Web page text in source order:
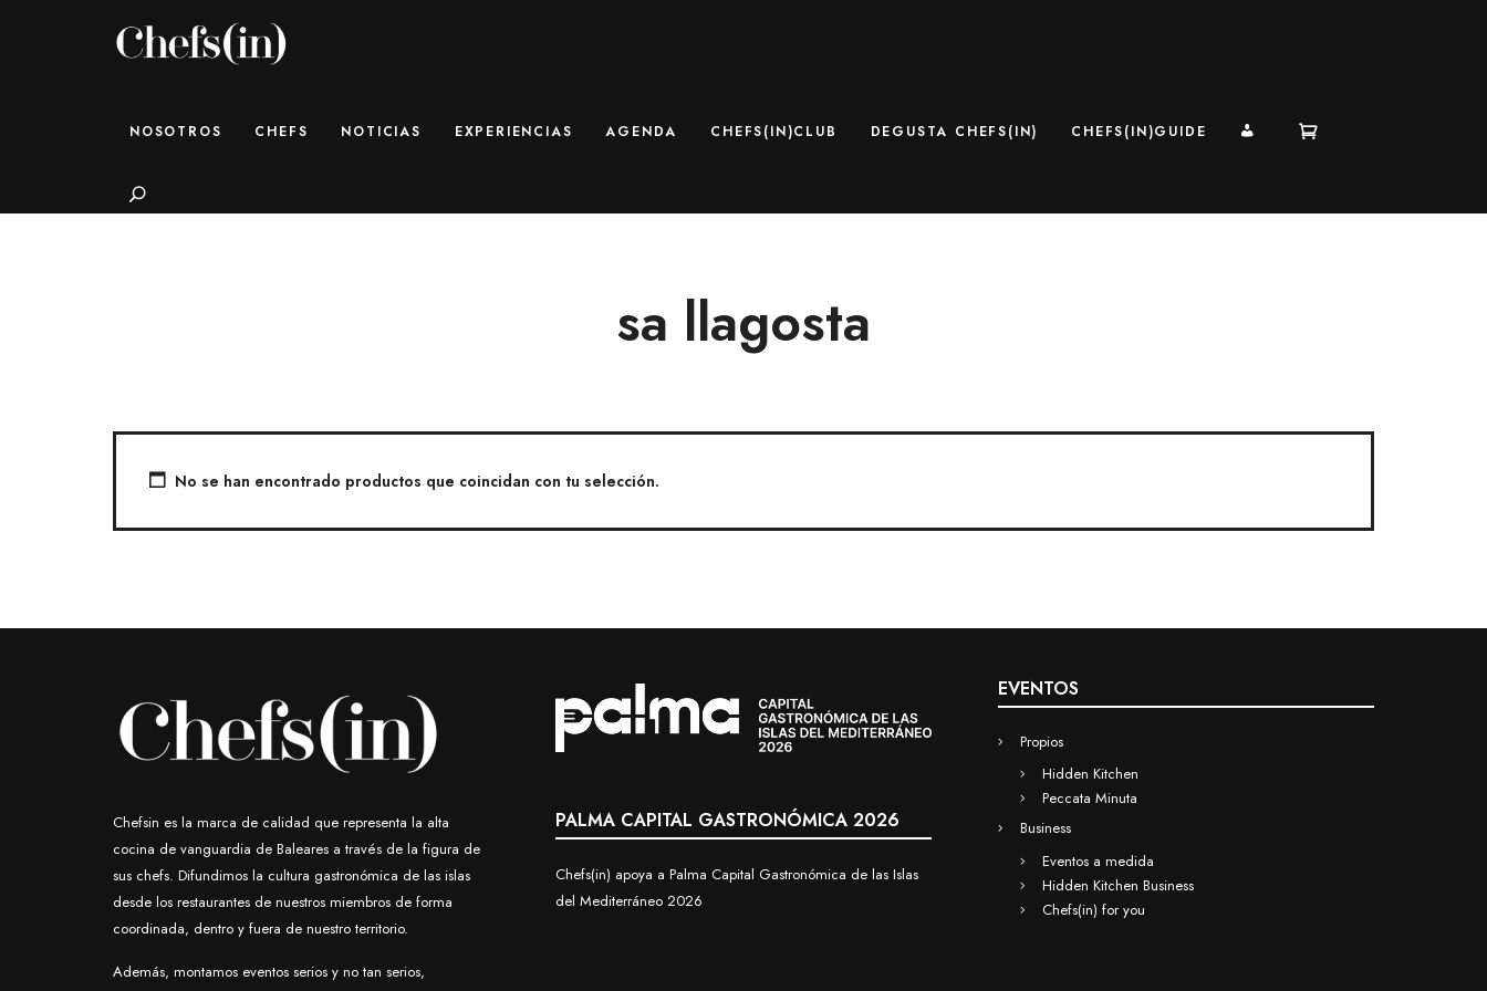
NOSOTROS CHEFS NOTICIAS EXPERIENCIAS AGENDA CHEFS(IN)CLUB DEGUSTA CHEFS(IN) CHEFS(IN)GUIDE MI CUENTA
sa llagosta
No se han encontrado productos que coincidan con tu selección.
Chefsin es la marca de calidad que representa la alta
cocina de vanguardia de Baleares a través de la figura de
sus chefs. Difundimos la cultura gastronómica de las islas
desde los restaurantes de nuestros miembros de forma
coordinada, dentro y fuera de nuestro territorio.
Además, montamos eventos serios y no tan serios,
PALMA CAPITAL GASTRONÓMICA 2026
Chefs(in) apoya a Palma Capital Gastronómica de las Islas
del Mediterráneo 2026
EVENTOS
Propios
Hidden Kitchen
Peccata Minuta
Business
Eventos a medida
Hidden Kitchen Business
Chefs(in) for you